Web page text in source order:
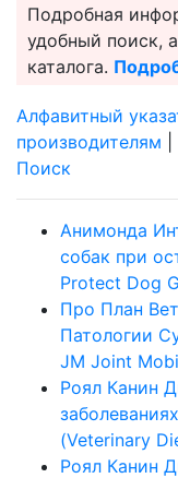
Подробная
удобный поиск,
каталога.
Алфавитный
производителям
Поиск
Анимонда
собак при
Protect Dog
Про План
Патологии
JM Joint
Роял Канин
(Veterinary
Роял Канин